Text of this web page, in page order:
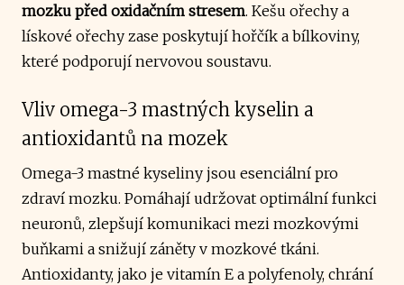
mozku před oxidačním stresem. Kešu ořechy a
lískové ořechy zase poskytují hořčík a bílkoviny,
které podporují nervovou soustavu.
Vliv omega-3 mastných kyselin a
antioxidantů na mozek
Omega-3 mastné kyseliny jsou esenciální pro
zdraví mozku. Pomáhají udržovat optimální funkci
neuronů, zlepšují komunikaci mezi mozkovými
buňkami a snižují záněty v mozkové tkáni.
Antioxidanty, jako je vitamín E a polyfenoly, chrání